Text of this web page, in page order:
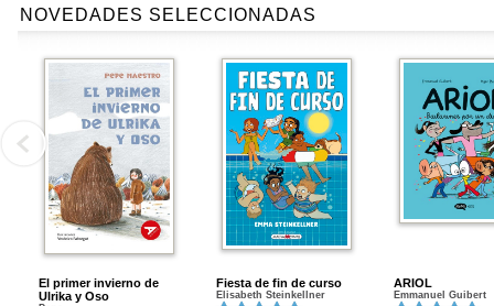
NOVEDADES SELECCIONADAS
El primer invierno de
Ulrika y Oso
Fiesta de fin de curso
Elisabeth Steinkellner
ARIOL
Emmanuel Guibert